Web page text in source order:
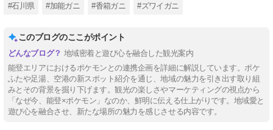
#石川県 #加能ガニ #香箱ガニ #ズワイガニ
このブログのここがポイント
地域密着と遊び心を融合した観光案内
能登エリアにおけるポケモンとの連携企画を詳細に解説しています。ポケ
ふたや足湯、空港の新スポット紹介を通じ、地域の魅力を引き出す取り組
みとその背景を掘り下げます。観光の楽しさやマーケティングの視点から
「なぜ今、能登×ポケモン」なのか、鮮明に伝える仕上がりです。地域愛と
遊び心を融合させ、新たな場所の魅力を感じさせる内容です。